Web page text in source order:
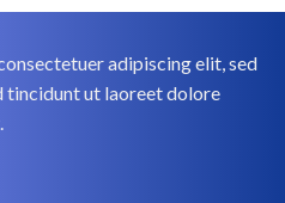
adipiscing elit, sed
tincidunt ut laoreet dolore